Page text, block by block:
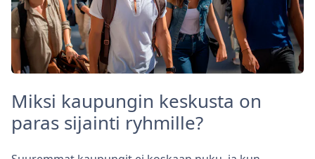
Miksi kaupungin keskusta on
paras sijainti ryhmille?